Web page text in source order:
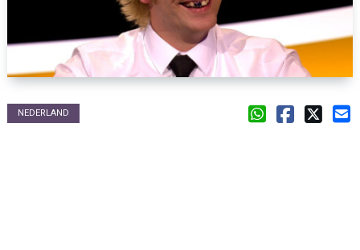
NEDERLAND